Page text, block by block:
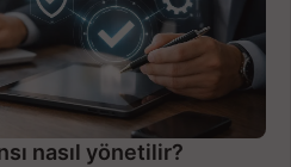
nasıl yönetilir?